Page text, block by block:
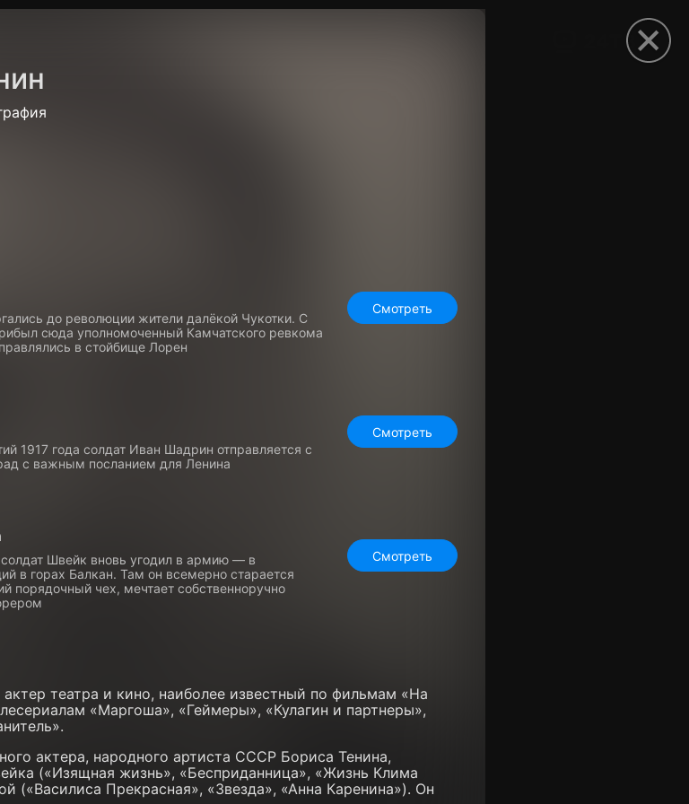
до революции жители далёкой Чукотки. С
сюда уполномоченный Камчатского ревкома
в стойбище Лорен
Смотреть
1917 года солдат Иван Шадрин отправляется с
с важным посланием для Ленина
Смотреть
Швейк вновь угодил в армию — в
в горах Балкан. Там он всемерно старается
порядочный чех, мечтает собственноручно
Смотреть
театра и кино, наиболее известный по фильмам «На
«Маргоша», «Геймеры», «Кулагин и партнеры»,
актера, народного артиста СССР Бориса Тенина,
(«Изящная жизнь», «Бесприданница», «Жизнь Клима
(«Василиса Прекрасная», «Звезда», «Анна Каренина»). Он